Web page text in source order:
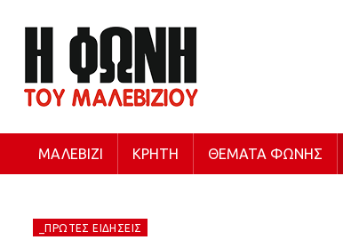
ΜΑΛΕΒΊΖΙ ΚΡΉΤΗ ΘΈΜΑΤΑ ΦΩΝΉΣ
_ΠΡΏΤΕΣ ΕΙΔΉΣΕΙΣ